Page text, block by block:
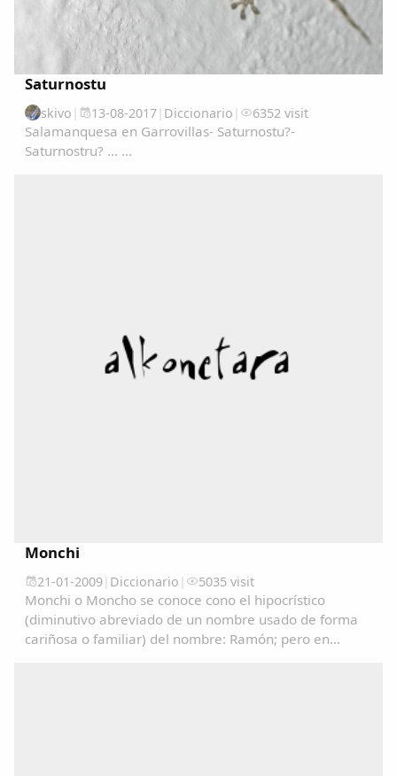
Modo oscuro
Saturnostu
skivo | 13-08-2017| Diccionario | 6352 visit
Salamanquesa en Garrovillas- Saturnostu?-
Saturnostru? ... ...
Monchi
21-01-2009| Diccionario | 5035 visit
Monchi o Moncho se conoce cono el hipocrístico
(diminutivo abreviado de un nombre usado de forma
cariñosa o familiar) del nombre: Ramón; pero en